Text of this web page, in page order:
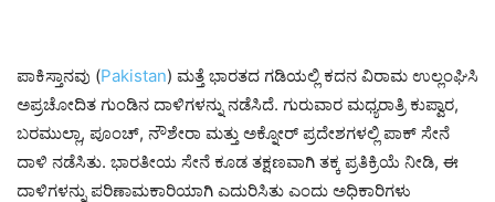
ಪಾಕಿಸ್ತಾನವು (Pakistan) ಮತ್ತೆ ಭಾರತದ ಗಡಿಯಲ್ಲಿ ಕದನ ವಿರಾಮ ಉಲ್ಲಂಘಿಸಿ
ಅಪ್ರಚೋದಿತ ಗುಂಡಿನ ದಾಳಿಗಳನ್ನು ನಡೆಸಿದೆ. ಗುರುವಾರ ಮಧ್ಯರಾತ್ರಿ ಕುಪ್ವಾರ,
ಬರಮುಲ್ಲಾ, ಪೂಂಚ್, ನೌಶೇರಾ ಮತ್ತು ಅಕ್ನೋರ್ ಪ್ರದೇಶಗಳಲ್ಲಿ ಪಾಕ್ ಸೇನೆ
ದಾಳಿ ನಡೆಸಿತು. ಭಾರತೀಯ ಸೇನೆ ಕೂಡ ತಕ್ಷಣವಾಗಿ ತಕ್ಕ ಪ್ರತಿಕ್ರಿಯೆ ನೀಡಿ, ಈ
ದಾಳಿಗಳನ್ನು ಪರಿಣಾಮಕಾರಿಯಾಗಿ ಎದುರಿಸಿತು ಎಂದು ಅಧಿಕಾರಿಗಳು